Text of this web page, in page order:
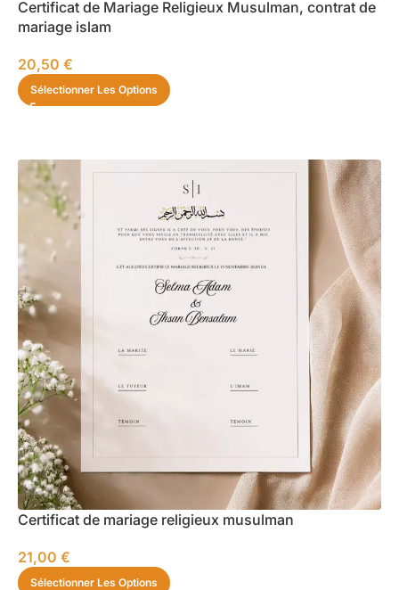
Certificat de Mariage Religieux Musulman, contrat de
mariage islam
20,50 €
Sélectionner Les Options
Certificat de mariage religieux musulman
21,00 €
Sélectionner Les Options